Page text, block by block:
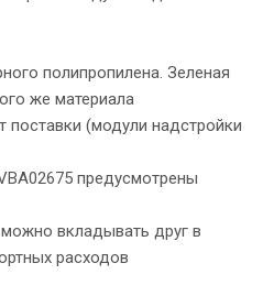
полипропилена. Зеленая
же материала
поставки (модули надстройки
предусмотрены
вкладывать друг в
расходов